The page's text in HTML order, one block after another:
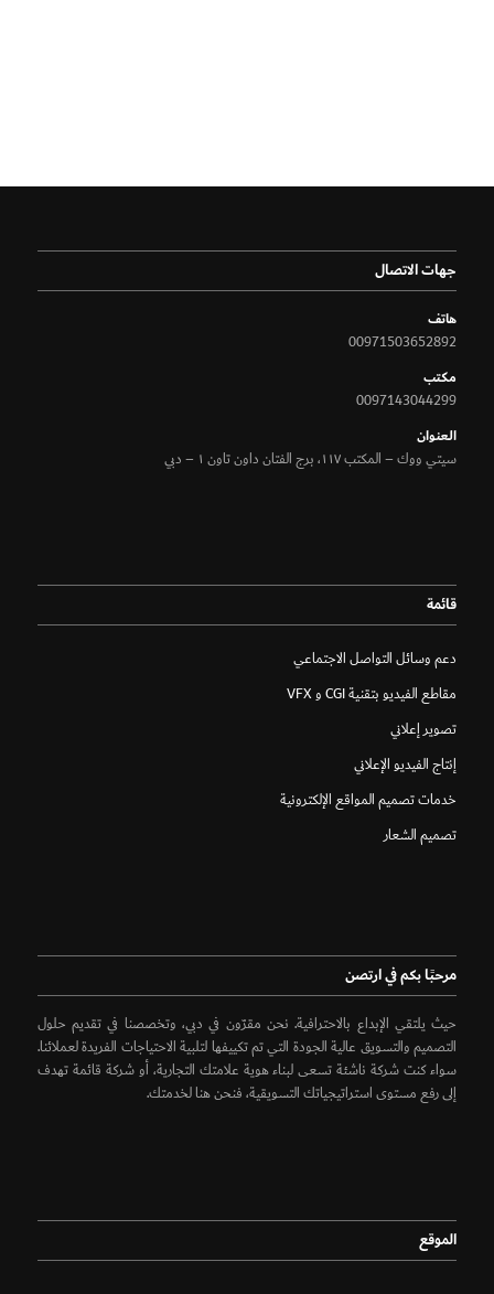
جهات الاتصال
هاتف
00971503652892
مكتب
0097143044299
الـعنوان
سيتي ووك – المكتب ١١٧، برج الفتان داون تاون ١ – دبي
قائمة
دعم وسائل التواصل الاجتماعي
مقاطع الفيديو بتقنية CGI و VFX
تصوير إعلاني
إنتاج الفيديو الإعلاني
خدمات تصميم المواقع الإلكترونية
تصميم الشعار
مرحبًا بكم في ارتصن
حيث يلتقي الإبداع بالاحترافية. نحن مقرّون في دبي، وتخصصنا في تقديم حلول
التصميم والتسويق عالية الجودة التي تم تكييفها لتلبية الاحتياجات الفريدة لعملائنا.
سواء كنت شركة ناشئة تسعى لبناء هوية علامتك التجارية، أو شركة قائمة تهدف
إلى رفع مستوى استراتيجياتك التسويقية، فنحن هنا لخدمتك.
الموقع